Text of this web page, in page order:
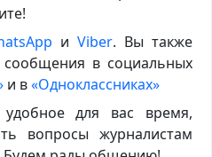
иViber. Вы также
в социальных
и в«Одноклассниках»
для вас время,
вопросы журналистам